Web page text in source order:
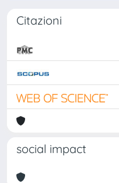
Citazioni
social impact